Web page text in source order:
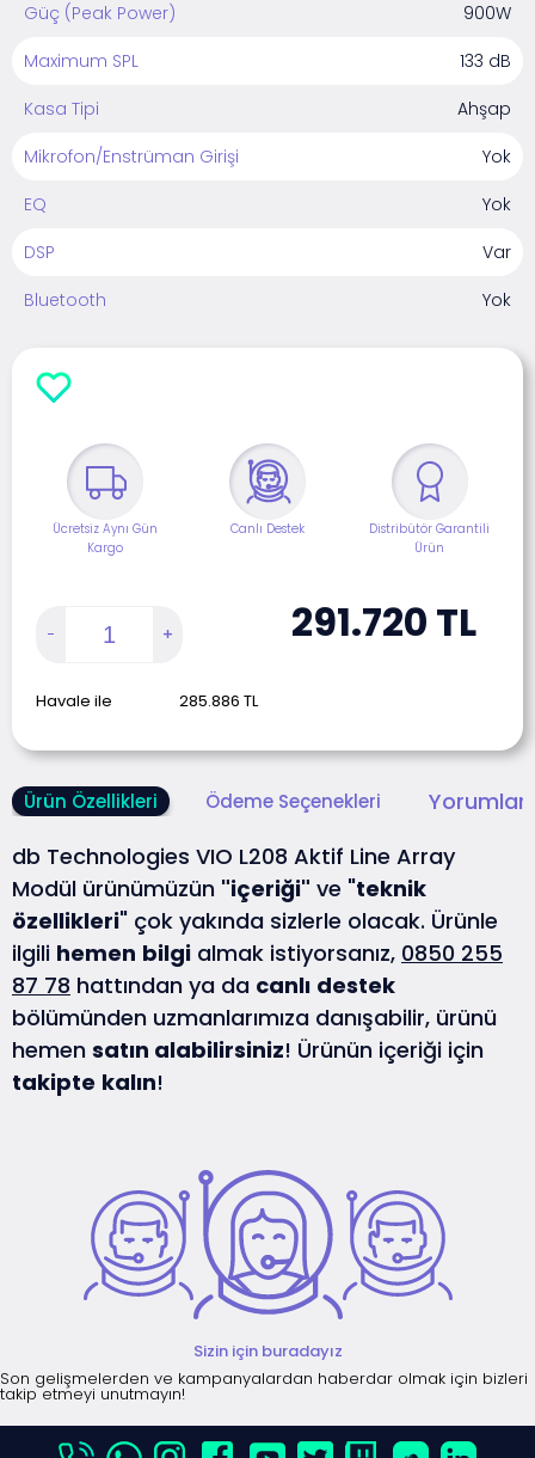
Güç (Peak Power)
900W
Maximum SPL
133 dB
Kasa Tipi
Ahşap
Mikrofon/Enstrüman Girişi
Yok
EQ
Yok
DSP
Var
Bluetooth
Yok
Ücretsiz Aynı Gün
Kargo
Canlı Destek
Distribütör Garantili
Ürün
291.720 TL
Havale ile 285.886 TL
Ürün Özellikleri Ödeme Seçenekleri
db Technologies VIO L208 Aktif Line Array
Modül ürünümüzün "içeriği" ve "teknik
özellikleri" çok yakında sizlerle olacak. Ürünle
ilgili hemen bilgi almak istiyorsanız, 0850 255
87 78 hattından ya da canlı destek
bölümünden uzmanlarımıza danışabilir, ürünü
hemen satın alabilirsiniz! Ürünün içeriği için
takipte kalın!
Sizin için buradayız
Son gelişmelerden ve kampanyalardan haberdar olmak için bizleri
takip etmeyi unutmayın!